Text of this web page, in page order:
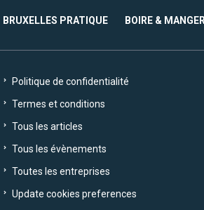
BRUXELLES PRATIQUE BOIRE & MANGER
Politique de confidentialité
Termes et conditions
Tous les articles
Tous les évènements
Toutes les entreprises
Update cookies preferences